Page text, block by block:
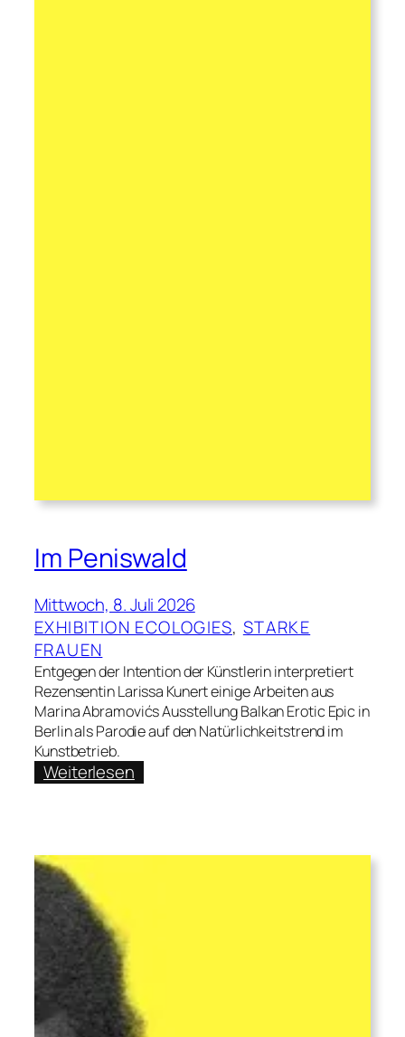
Im Peniswald
Mittwoch, 8. Juli 2026
EXHIBITION ECOLOGIES, STARKE
FRAUEN
Entgegen der Intention der Künstlerin interpretiert
Rezensentin Larissa Kunert einige Arbeiten aus
Marina Abramovićs Ausstellung Balkan Erotic Epic in
Berlin als Parodie auf den Natürlichkeitstrend im
Kunstbetrieb.
Weiterlesen: